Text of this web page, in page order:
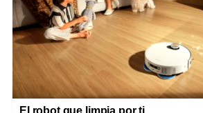
El robot que limpia por ti